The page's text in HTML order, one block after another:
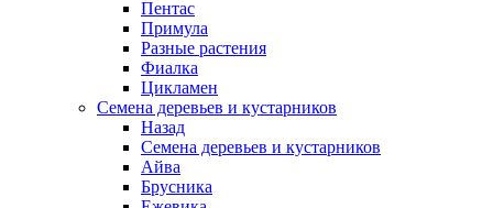
Пентас
Примула
Разные растения
Фиалка
Цикламен
Семена деревьев и кустарников
Назад
Семена деревьев и кустарников
Айва
Брусника